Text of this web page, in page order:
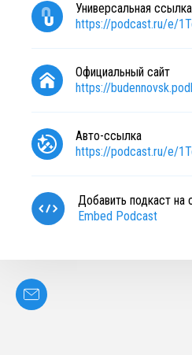
Универсальная ссылка
https://podcast.ru/e/
Официальный сайт
https://
Авто-ссылка
https://podcast.ru/e/
Добавить подкаст на
Embed Podcast